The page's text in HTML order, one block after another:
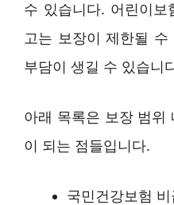
수 있습니다. 어린이
고는 보장이 제한될
부담이 생길 수 있습니
아래 목록은 보장 범위
이 되는 점들입니다.
국민건강보험